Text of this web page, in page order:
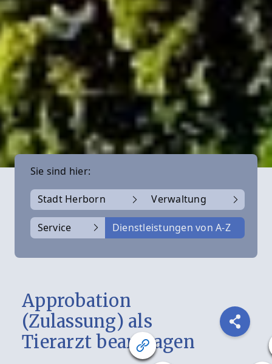
Sie sind hier:
Stadt Herborn Verwaltung
Service Dienstleistungen von A-Z
Approbation
(Zulassung) als
Tierarzt beantragen